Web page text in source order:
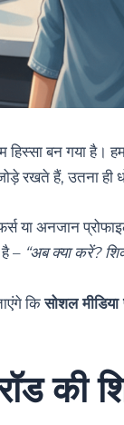
हिस्सा बन गया है।
रखते हैं, उतना ही
या अनजान
– “अब क्या करें?
किसोशल